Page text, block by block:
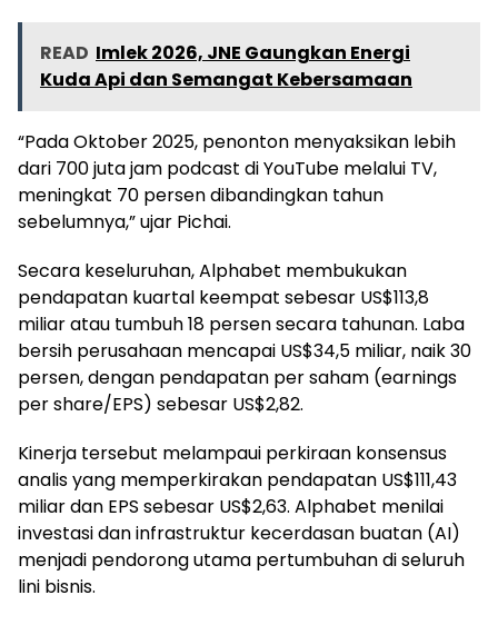
READ Imlek 2026, JNE Gaungkan Energi
Kuda Api dan Semangat Kebersamaan
“Pada Oktober 2025, penonton menyaksikan lebih
dari 700 juta jam podcast di YouTube melalui TV,
meningkat 70 persen dibandingkan tahun
sebelumnya,” ujar Pichai.
Secara keseluruhan, Alphabet membukukan
pendapatan kuartal keempat sebesar US$113,8
miliar atau tumbuh 18 persen secara tahunan. Laba
bersih perusahaan mencapai US$34,5 miliar, naik 30
persen, dengan pendapatan per saham (earnings
per share/EPS) sebesar US$2,82.
Kinerja tersebut melampaui perkiraan konsensus
analis yang memperkirakan pendapatan US$111,43
miliar dan EPS sebesar US$2,63. Alphabet menilai
investasi dan infrastruktur kecerdasan buatan (AI)
menjadi pendorong utama pertumbuhan di seluruh
lini bisnis.